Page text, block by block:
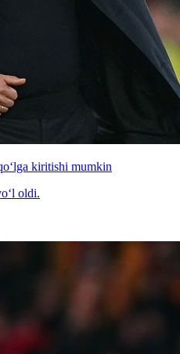
kiritishi mumkin
oldi.